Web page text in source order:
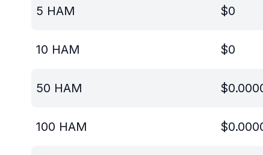
5 HAM $0
10 HAM $0
50 HAM $
100 HAM $